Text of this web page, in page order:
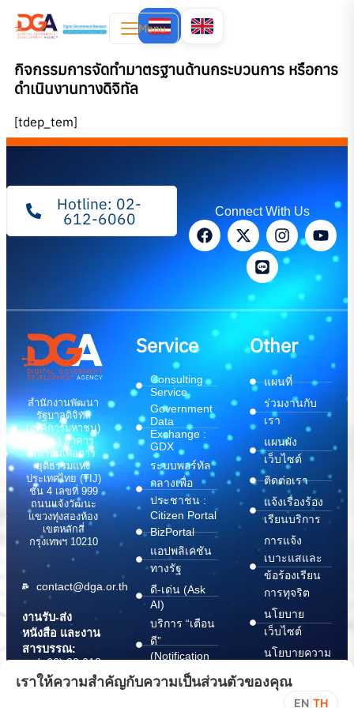
Menu
กิจกรรมการจัดทำมาตรฐานด้านกระบวนการ หรือการ
ดำเนินงานทางดิจิทัล
[tdep_tem]
Hotline: 02-
612-6060 Connect With Us
สำนักงานพัฒนา
รัฐบาลดิจิทัล
(องค์การมหาชน)
(สพร.) อาคาร
สถาบันเพื่อการ
ยุติธรรมแห่ง
ประเทศไทย (TIJ)
ชั้น 4 เลขที่ 999
ถนนแจ้งวัฒนะ
แขวงทุ่งสองห้อง
เขตหลักสี่
กรุงเทพฯ 10210
contact@dga.or.th
งานรับ-ส่ง
หนังสือ และงาน
สารบรรณ:
(+66) 02 612
6000
saraban@dga.or.th
Service
Consulting
Service
Government
Data
Exchange :
GDX
ระบบพอร์ทัล
กลางเพื่อ
ประชาชน :
Citizen Portal
BizPortal
แอปพลิเคชัน
ทางรัฐ
ดี-เด่น (Ask
AI)
บริการ “เตือน
ดี”
(Notification
บริการ
Other
แผนที่
ร่วมงานกับ
เรา
แผนผัง
เว็บไซต์
ติดต่อเรา
แจ้งเรื่องร้อง
เรียนบริการ
การแจ้ง
เบาะแสและ
ข้อร้องเรียน
การทุจริต
นโยบาย
เว็บไซต์
นโยบายความ
ปลอดภัย
สารสนเทศ
เราให้ความสำคัญกับความเป็นส่วนตัวของคุณ
EN TH